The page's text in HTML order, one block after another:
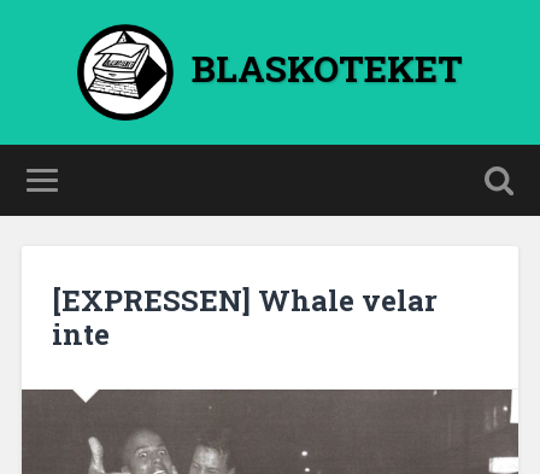
BLASKOTEKET
[EXPRESSEN] Whale velar
inte